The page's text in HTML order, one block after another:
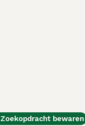
Zoekopdracht bewaren